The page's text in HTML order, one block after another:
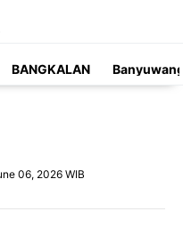
BANGKALAN
06, 2026 WIB